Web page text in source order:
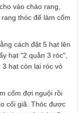
vào chảo rang,
thóc để làm cốm
cách đặt 5 hạt lên
hạt "2 quằn 3 róc",
hạt còn lại róc vỏ
cốm đợi nguội rồi
cối giã. Thóc được